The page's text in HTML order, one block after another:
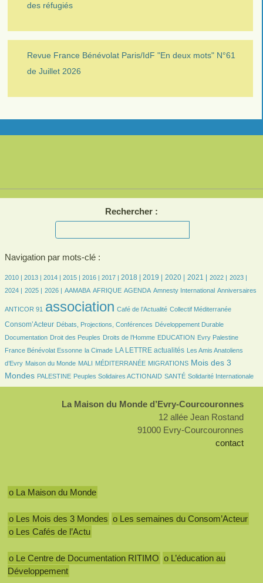
des réfugiés
Revue France Bénévolat Paris/IdF "En deux mots" N°61
de Juillet 2026
Rechercher :
Navigation par mots-clé :
7/2695
2010 |
16/2695
2013 |
212/2695 2014 |
381/2695 2015 |
506/2695 2016 |
538/2695 2017 |
697/2695 2018 |
731/2695 2019 |
688/2695 2020 |
720/2695 2021 |
544/2695 2022 |
544/2695 2023 |
571/2695
2024 |
539/2695
2025 |
511/2695 2026 |
95/2695 AAMABA
226/2695 AFRIQUE
516/2695 AGENDA
7/2695 Amnesty International
34/2695 Anniversaires
22/2695
ANTICOR 91 association Café de l’Actualité Collectif Méditerranée
Consom’Acteur
157/2695 Débats, Projections, Conférences
166/2695 Développement Durable
61/2695
Documentation
36/2695 Droit des Peuples
168/2695 Droits de l’Homme
47/2695 EDUCATION
7/2695 Evry Palestine
95/2695
France Bénévolat Essonne
25/2695 la Cimade
815/2695 LA LETTRE actualités
30/2695
Les Amis Anatoliens
d’Evry
99/2695Maison du Monde
23/2695 MALI
7/2695 MÉDITERRANÉE
137/2695 MIGRATIONS
1111/2695
Mois des 3
Mondes
140/2695PALESTINE
101/2695 Peuples Solidaires ACTIONAID
110/2695 SANTÉ
286/2695 Solidarité Internationale
La Maison du Monde d’Evry-Courcouronnes
12 allée Jean Rostand
91000 Evry-Courcouronnes
contact
o La Maison du Monde
o Les Mois des 3 Mondes o Les semaines du Consom’Acteur
o Les Cafés de l’Actu
o Le Centre de Documentation RITIMO o L’éducation au
Développement